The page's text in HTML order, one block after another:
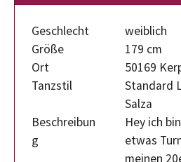
Geschlecht
weiblich
Größe
179 cm
Ort
50169
Tanzstil
Standard
Salza
Beschreibun
g
Hey ich
etwas
meinen